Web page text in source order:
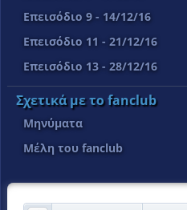
Επεισόδιο 9 - 14/12/16
Επεισόδιο 11 - 21/12/16
Επεισόδιο 13 - 28/12/16
Σχετικά με το fanclub
Μηνύματα
Μέλη του fanclub